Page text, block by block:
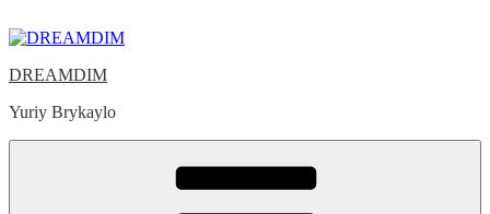
to
DREAMDIM
Yuriy Brykaylo